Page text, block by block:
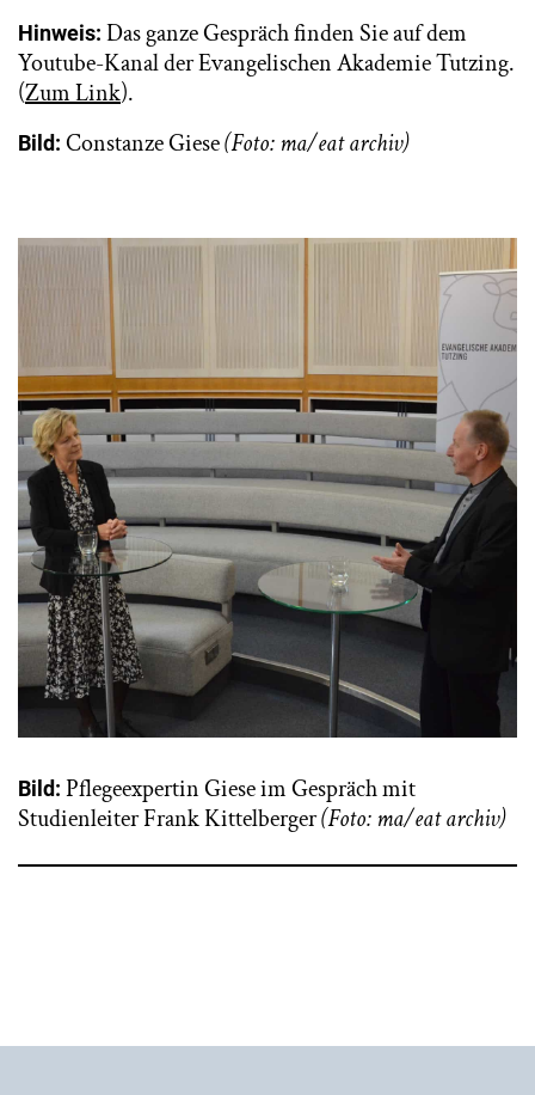
Hinweis: Das ganze Gespräch finden Sie auf dem
Youtube-Kanal der Evangelischen Akademie Tutzing.
(Zum Link).
Bild: Constanze Giese(Foto: ma/eat archiv)
Bild: Pflegeexpertin Giese im Gespräch mit
Studienleiter Frank Kittelberger(Foto: ma/eat archiv)